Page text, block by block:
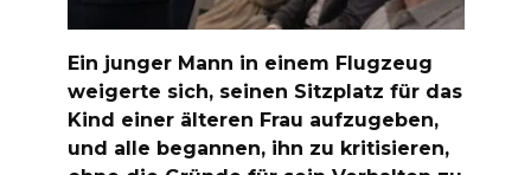
Ein junger Mann in einem Flugzeug
weigerte sich, seinen Sitzplatz für das
Kind einer älteren Frau aufzugeben,
und alle begannen, ihn zu kritisieren,